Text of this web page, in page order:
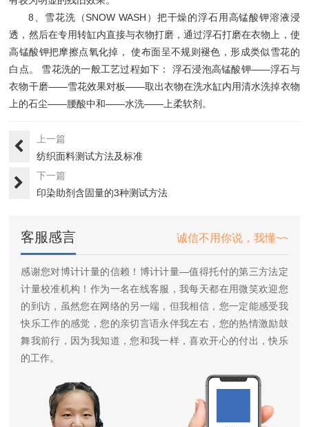
8、雪花洗（SNOW WASH）把干燥的浮石用高锰酸钾溶液浸
透，然后在专用转缸内直接与衣物打磨，通过浮石打磨在衣物上，使
高锰酸钾把摩擦点氧化掉， 使布面呈不规则褪色，形成类似雪花的
白点。 雪花洗的一般工艺过程如下： 浮石浸泡高锰酸钾——浮石与
衣物干磨——雪花效果对板——取出衣物在洗水缸内用清水洗掉衣物
上的石尘——腰酸中和——水洗——上柔软剂。
上一篇
纺织面料测试方法及标准
下一篇
印染助剂含固量的3种测试方法
客服感言 诚信不用你说，我懂~~
感谢您对博计计量的信赖！博计计量—值得托付的第三方法定
计量校准机构！作为一名在线客服，我每天都在用微笑欢迎您
的到访，虽然您在网络的另一端，但我相信，您一定能感受我
快乐工作的感觉，您的亲切言语永伴我左右，您的热情激励鼓
舞我前行，因为我知道，您和我一样，喜欢开心的付出，快乐
的工作。